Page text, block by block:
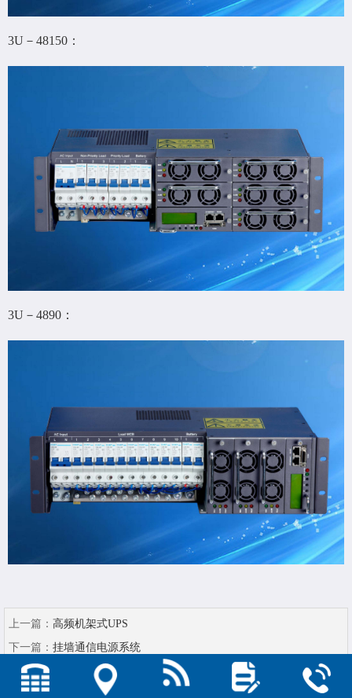
3U－48150：
3U－4890：
上一篇： 高频机架式UPS
下一篇： 挂墙通信电源系统